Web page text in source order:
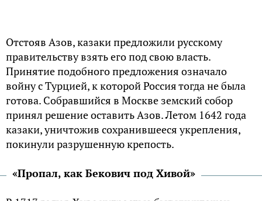
Отстояв Азов, казаки предложили русскому
правительству взять его под свою власть.
Принятие подобного предложения означало
войну с Турцией, к которой Россия тогда не была
готова. Собравшийся в Москве земский собор
принял решение оставить Азов. Летом 1642 года
казаки, уничтожив сохранившееся укрепления,
покинули разрушенную крепость.
«Пропал, как Бекович под Хивой»